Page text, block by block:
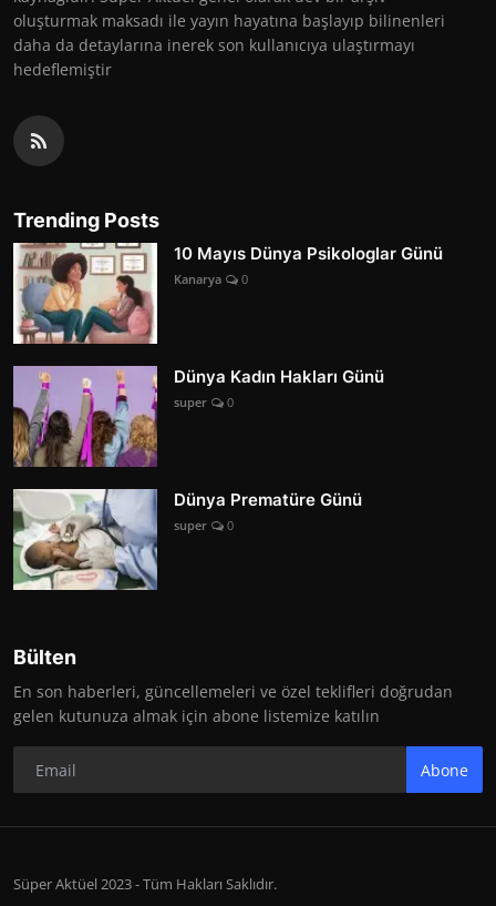
oluşturmak maksadı ile yayın hayatına başlayıp bilinenleri
daha da detaylarına inerek son kullanıcıya ulaştırmayı
hedeflemiştir
Trending Posts
10 Mayıs Dünya Psikologlar Günü
Kanarya 0
Dünya Kadın Hakları Günü
super 0
Dünya Prematüre Günü
super 0
Bülten
En son haberleri, güncellemeleri ve özel teklifleri doğrudan
gelen kutunuza almak için abone listemize katılın
Abone
Süper Aktüel 2023 - Tüm Hakları Saklıdır.